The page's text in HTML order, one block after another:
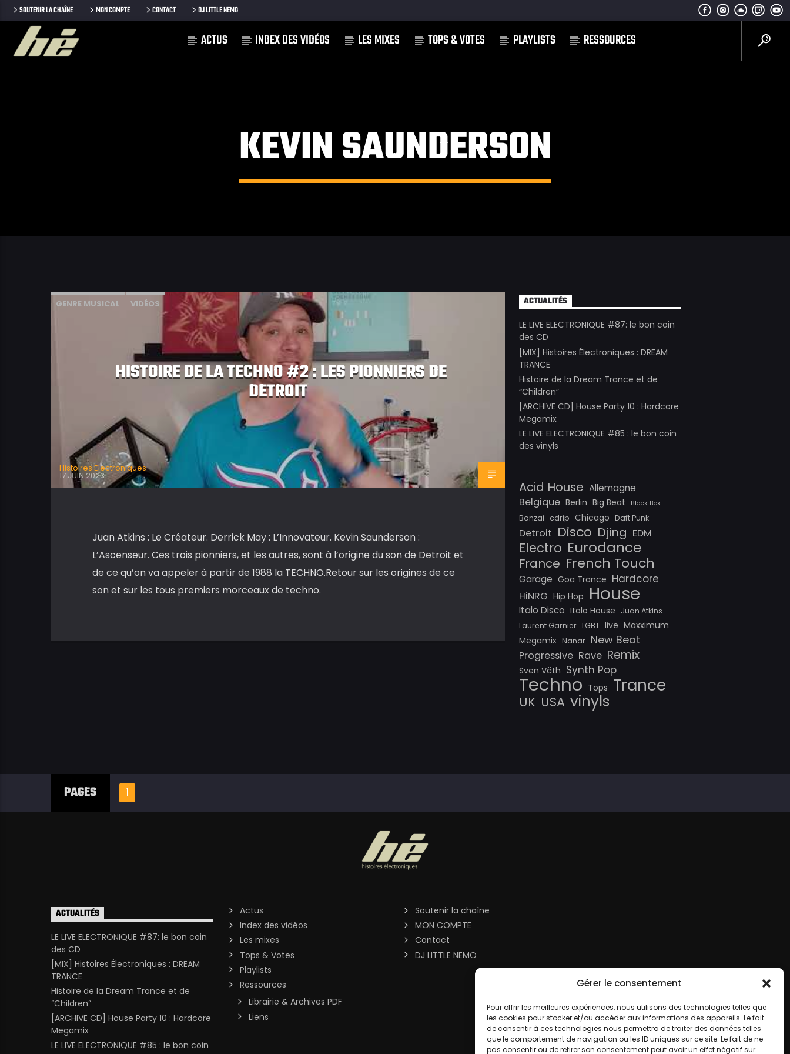
Gérer le consentement
Pour offrir les meilleures expériences, nous utilisons des technologies telles que
les cookies pour stocker et/ou accéder aux informations des appareils. Le fait
de consentir à ces technologies nous permettra de traiter des données telles
que le comportement de navigation ou les ID uniques sur ce site. Le fait de ne
pas consentir ou de retirer son consentement peut avoir un effet négatif sur
SOUTENIR LA CHAÎNE MON COMPTE CONTACT DJ LITTLE NEMO
ACTUS INDEX DES VIDÉOS LES MIXES TOPS & VOTES PLAYLISTS RESSOURCES
KEVIN SAUNDERSON
GENRE MUSICAL VIDÉOS
HISTOIRE DE LA TECHNO #2 : LES PIONNIERS DE
DETROIT
Histoires Electroniques
17 JUIN 2023
Juan Atkins : Le Créateur. Derrick May : L’Innovateur. Kevin Saunderson :
L’Ascenseur. Ces trois pionniers, et les autres, sont à l’origine du son de Detroit et
de ce qu’on va appeler à partir de 1988 la TECHNO.Retour sur les origines de ce
son et sur les tous premiers morceaux de techno.
ACTUALITÉS
LE LIVE ELECTRONIQUE #87: le bon coin
des CD
[MIX] Histoires Électroniques : DREAM
TRANCE
Histoire de la Dream Trance et de
“Children”
[ARCHIVE CD] House Party 10 : Hardcore
Megamix
LE LIVE ELECTRONIQUE #85 : le bon coin
des vinyls
Acid House Allemagne
Belgique Berlin Big Beat Black Box
Bonzai cdrip Chicago Daft Punk
Detroit Disco Djing EDM
Electro Eurodance
France French Touch
Garage Goa Trance Hardcore
HiNRG Hip Hop House
Italo Disco Italo House
Juan Atkins
Laurent Garnier LGBT live Maxximum
Megamix Nanar New Beat
Progressive Rave Remix
Sven Väth Synth Pop
Techno Tops Trance
UK USA vinyls
PAGES 1
ACTUALITÉS
LE LIVE ELECTRONIQUE #87: le bon coin
des CD
[MIX] Histoires Électroniques : DREAM
TRANCE
Histoire de la Dream Trance et de
“Children”
[ARCHIVE CD] House Party 10 : Hardcore
Megamix
LE LIVE ELECTRONIQUE #85 : le bon coin
Actus
Index des vidéos
Les mixes
Tops & Votes
Playlists
Ressources
Librairie & Archives PDF
Liens
Soutenir la chaîne
MON COMPTE
Contact
DJ LITTLE NEMO